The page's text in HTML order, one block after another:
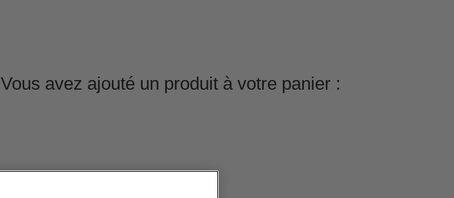
Vous avez ajouté un produit à votre panier :